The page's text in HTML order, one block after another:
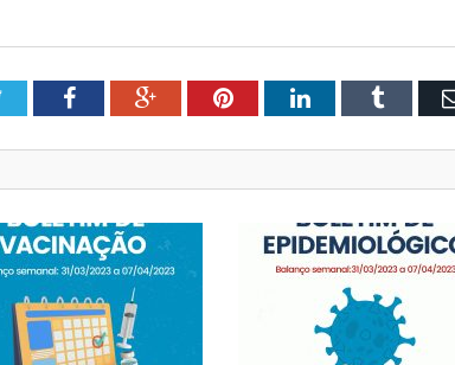
TwitterFacebookGoogle+PinterestLinkedInTumblr